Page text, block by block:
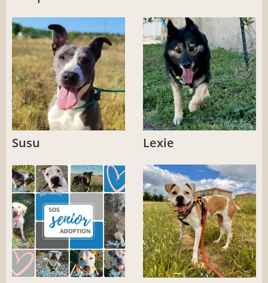
Susu Lexie